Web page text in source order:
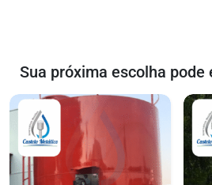
Sua próxima escolha pode